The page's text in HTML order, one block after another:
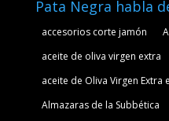
Pata Negra habla
accesorios corte jamón
aceite de oliva virgen extra
aceite de Oliva Virgen Extra
Almazaras de la Subbética